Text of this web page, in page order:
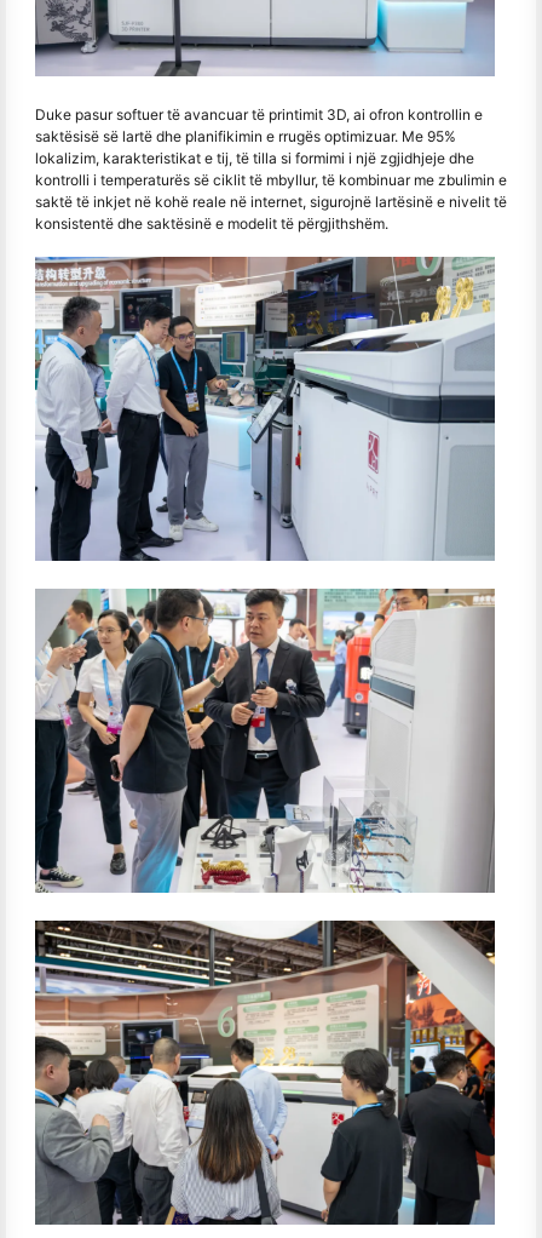
Duke pasur softuer të avancuar të printimit 3D, ai ofron kontrollin e
saktësisë së lartë dhe planifikimin e rrugës optimizuar. Me 95%
lokalizim, karakteristikat e tij, të tilla si formimi i një zgjidhjeje dhe
kontrolli i temperaturës së ciklit të mbyllur, të kombinuar me zbulimin e
saktë të inkjet në kohë reale në internet, sigurojnë lartësinë e nivelit të
konsistentë dhe saktësinë e modelit të përgjithshëm.